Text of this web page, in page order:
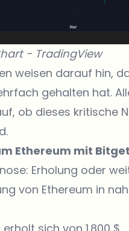
- TradingView
weisen darauf hin,
gehalten hat.
ob dieses kritische
Ethereum mit
Erholung oder
von Ethereum in
erholt sich von 1.800 $